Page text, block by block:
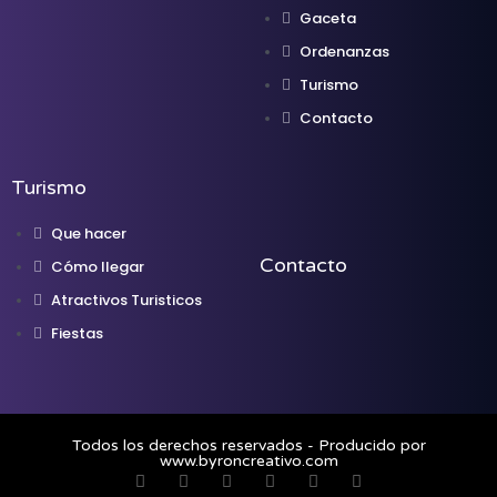
Gaceta
Ordenanzas
Turismo
Contacto
Turismo
Que hacer
Cómo llegar
Atractivos Turisticos
Fiestas
Contacto
Todos los derechos reservados - Producido por
www.byroncreativo.com